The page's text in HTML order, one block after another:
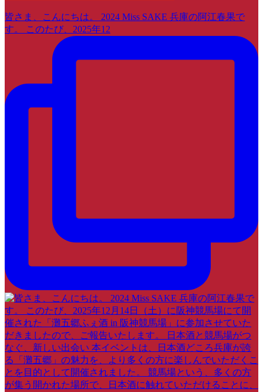
皆さま、こんにちは。 2024 Miss SAKE 兵庫の阿江春果で
す。 このたび、2025年12